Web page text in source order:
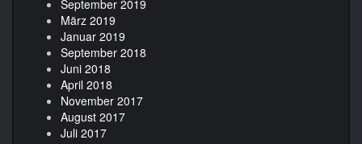
September 2019
März 2019
Januar 2019
September 2018
Juni 2018
April 2018
November 2017
August 2017
Juli 2017